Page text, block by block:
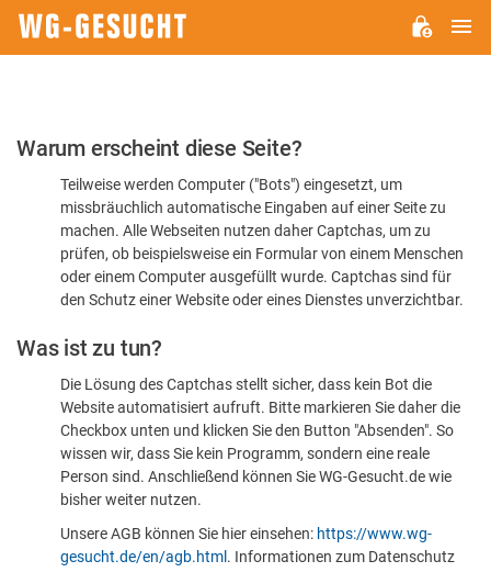
Bitte
dass
sind
Warum erscheint diese Seite?
Teilweise werden Computer ("Bots") eingesetzt, um
missbräuchlich automatische Eingaben auf einer Seite zu
machen. Alle Webseiten nutzen daher Captchas, um zu
prüfen, ob beispielsweise ein Formular von einem Menschen
oder einem Computer ausgefüllt wurde. Captchas sind für
den Schutz einer Website oder eines Dienstes unverzichtbar.
Was ist zu tun?
Die Lösung des Captchas stellt sicher, dass kein Bot die
Website automatisiert aufruft. Bitte markieren Sie daher die
Checkbox unten und klicken Sie den Button "Absenden". So
wissen wir, dass Sie kein Programm, sondern eine reale
Person sind. Anschließend können Sie WG-Gesucht.de wie
bisher weiter nutzen.
Unsere AGB können Sie hier einsehen: https://www.wg-
gesucht.de/en/agb.html . Informationen zum Datenschutz